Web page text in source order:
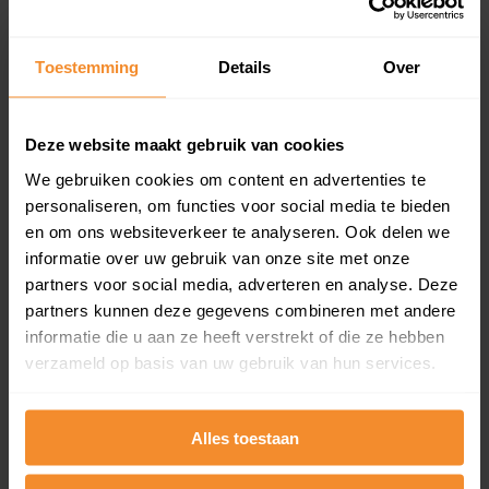
Toestemming Details Over
Deze website maakt gebruik van cookies
We gebruiken cookies om content en advertenties te
personaliseren, om functies voor social media te bieden
en om ons websiteverkeer te analyseren. Ook delen we
informatie over uw gebruik van onze site met onze
partners voor social media, adverteren en analyse. Deze
partners kunnen deze gegevens combineren met andere
informatie die u aan ze heeft verstrekt of die ze hebben
verzameld op basis van uw gebruik van hun services.
Alles toestaan
Koopsommenoverzicht (1 jaar gratis
Inclusief 1 jaar gratis updates
inclusief een jaar lang gratis updates van nieuwe
koopsommen.
Bekijk product
Direct leverbaar
Kadastrale kaart pakket
Alleen globale ligging perceel